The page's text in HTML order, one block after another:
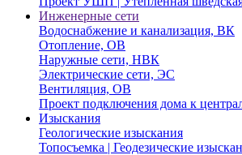
Инженерные сети
Водоснабжение и канализация, ВК
Отопление, ОВ
Наружные сети, НВК
Электрические сети, ЭС
Вентиляция, ОВ
Проект подключения дома к
Изыскания
Геологические изыскания
Топосъемка | Геодезические